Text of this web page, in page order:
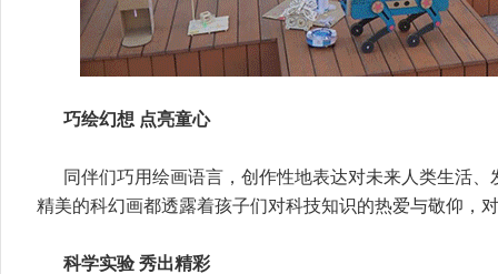
巧绘幻想 点亮童心
同伴们巧用绘画语言，创作性地表达对未来人类生活
精美的科幻画都透露着孩子们对科技知识的热爱与敬仰，
科学实验 秀出精彩